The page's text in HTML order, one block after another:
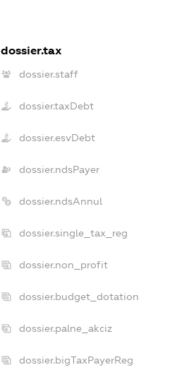
dossier.tax
dossier.staff
dossier.taxDebt
dossier.esvDebt
dossier.ndsPayer
dossier.ndsAnnul
dossier.single_tax_reg
dossier.non_profit
dossier.budget_dotation
dossier.palne_akciz
dossier.bigTaxPayerReg